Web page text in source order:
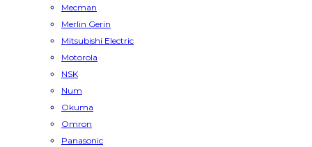
Mecman
Merlin Gerin
Mitsubishi Electric
Motorola
NSK
Num
Okuma
Omron
Panasonic